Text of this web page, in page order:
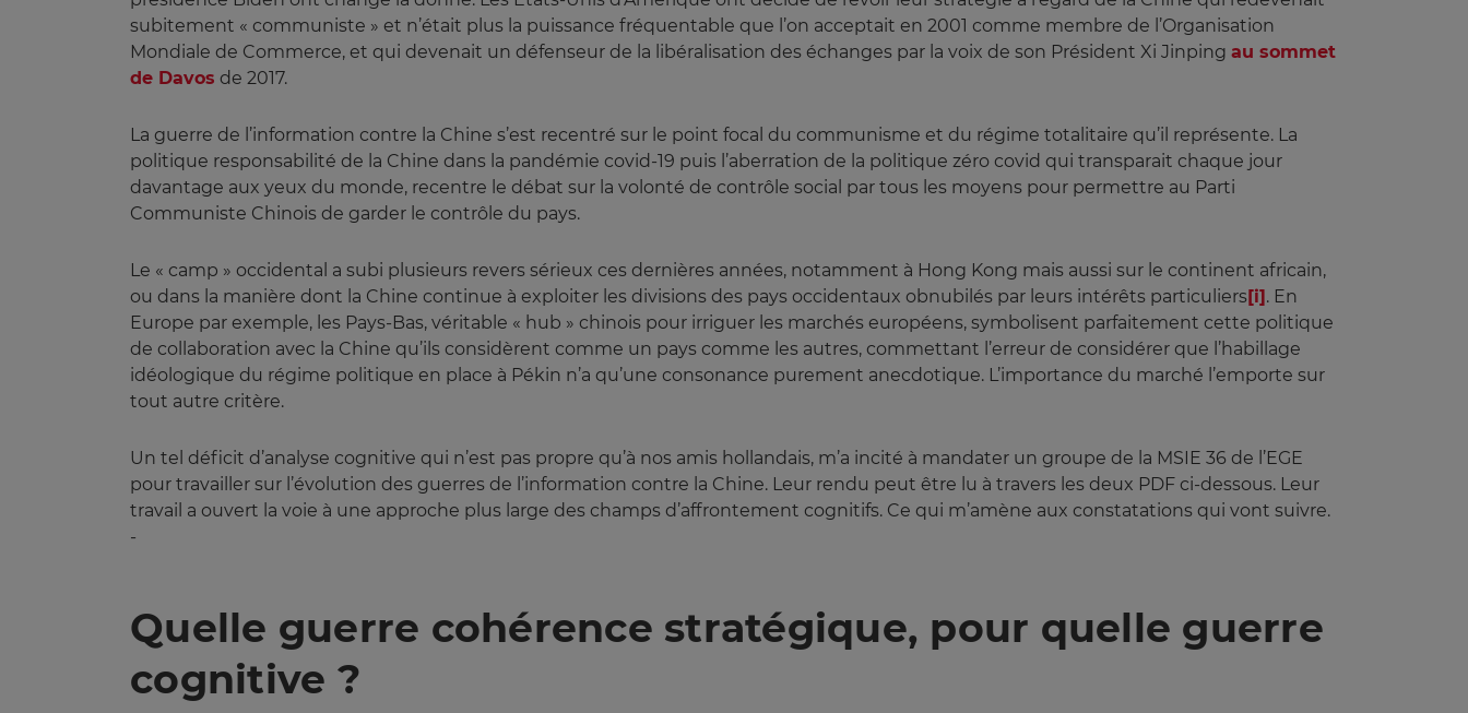
subitement « communiste » et n’était plus la puissance fréquentable que l’on acceptait en 2001 comme membre de l’Organisation
Mondiale de Commerce, et qui devenait un défenseur de la libéralisation des échanges par la voix de son Président Xi Jinping au sommet
de Davos de 2017.
La guerre de l’information contre la Chine s’est recentré sur le point focal du communisme et du régime totalitaire qu’il représente. La
politique responsabilité de la Chine dans la pandémie covid-19 puis l’aberration de la politique zéro covid qui transparait chaque jour
davantage aux yeux du monde, recentre le débat sur la volonté de contrôle social par tous les moyens pour permettre au Parti
Communiste Chinois de garder le contrôle du pays.
Le « camp » occidental a subi plusieurs revers sérieux ces dernières années, notamment à Hong Kong mais aussi sur le continent africain,
ou dans la manière dont la Chine continue à exploiter les divisions des pays occidentaux obnubilés par leurs intérêts particuliers [i] . En
Europe par exemple, les Pays-Bas, véritable « hub » chinois pour irriguer les marchés européens, symbolisent parfaitement cette politique
de collaboration avec la Chine qu’ils considèrent comme un pays comme les autres, commettant l’erreur de considérer que l’habillage
idéologique du régime politique en place à Pékin n’a qu’une consonance purement anecdotique. L’importance du marché l’emporte sur
tout autre critère.
Un tel déficit d’analyse cognitive qui n’est pas propre qu’à nos amis hollandais, m’a incité à mandater un groupe de la MSIE 36 de l’EGE
pour travailler sur l’évolution des guerres de l’information contre la Chine. Leur rendu peut être lu à travers les deux PDF ci-dessous. Leur
travail a ouvert la voie à une approche plus large des champs d’affrontement cognitifs. Ce qui m’amène aux constatations qui vont suivre.
-
Quelle guerre cohérence stratégique, pour quelle guerre
cognitive ?